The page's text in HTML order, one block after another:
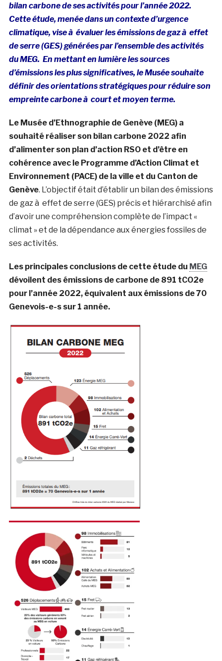
bilan carbone de ses activités pour l’année 2022.
Cette étude, menée dans un contexte d’urgence
climatique, vise à évaluer les émissions de gaz à effet
de serre (GES) générées par l’ensemble des activités
du MEG. En mettant en lumière les sources
d’émissions les plus significatives, le Musée souhaite
définir des orientations stratégiques pour réduire son
empreinte carbone à court et moyen terme.
Le Musée d’Ethnographie de Genève (MEG) a
souhaité réaliser son bilan carbone 2022 afin
d’alimenter son plan d’action RSO et d’être en
cohérence avec le Programme d’Action Climat et
Environnement (PACE) de la ville et du Canton de
Genève. L’objectif était d’établir un bilan des émissions
de gaz à effet de serre (GES) précis et hiérarchisé afin
d’avoir une compréhension complète de l’impact «
climat » et de la dépendance aux énergies fossiles de
ses activités.
Les principales conclusions de cette étude du MEG
dévoilent des émissions de carbone de 891 tCO2e
pour l’année 2022, équivalent aux émissions de 70
Genevois-e-s sur 1 année.